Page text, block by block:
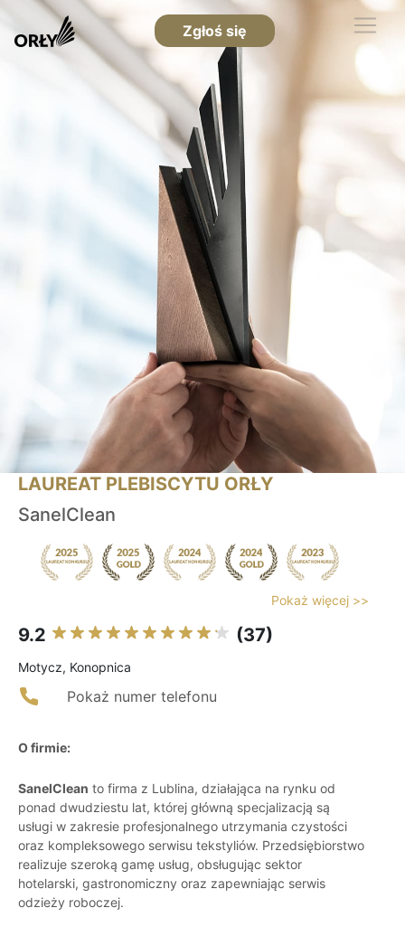
Zgłoś się
LAUREAT PLEBISCYTU ORŁY
SanelClean
Pokaż więcej >>
9.2 (37)
Motycz, Konopnica
Pokaż numer telefonu
O firmie:
SanelClean to firma z Lublina, działająca na rynku od
ponad dwudziestu lat, której główną specjalizacją są
usługi w zakresie profesjonalnego utrzymania czystości
oraz kompleksowego serwisu tekstyliów. Przedsiębiorstwo
realizuje szeroką gamę usług, obsługując sektor
hotelarski, gastronomiczny oraz zapewniając serwis
odzieży roboczej.